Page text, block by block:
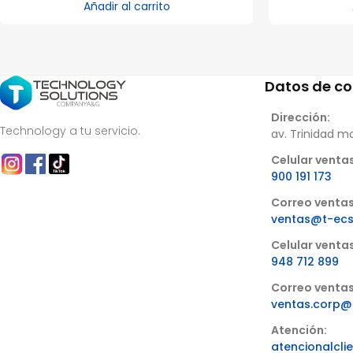
Añadir al carrito
Technology a tu servicio.
Datos de
Dirección:
av. Trinidad
Celular
900 191 173
Correo
ventas@t-
Celular
948 712 899
Correo
Atención: